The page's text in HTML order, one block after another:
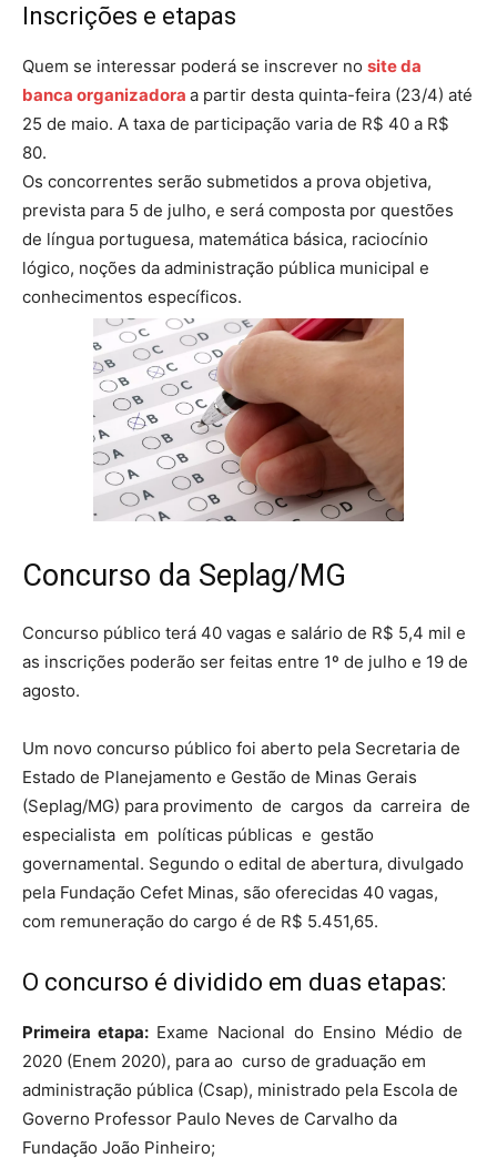
Inscrições e etapas
Quem se interessar poderá se inscrever no site da
banca organizadora a partir desta quinta-feira (23/4) até
25 de maio. A taxa de participação varia de R$ 40 a R$
80.
Os concorrentes serão submetidos a prova objetiva,
prevista para 5 de julho, e será composta por questões
de língua portuguesa, matemática básica, raciocínio
lógico, noções da administração pública municipal e
conhecimentos específicos.
Concurso da Seplag/MG
Concurso público terá 40 vagas e salário de R$ 5,4 mil e
as inscrições poderão ser feitas entre 1º de julho e 19 de
agosto.
Um novo concurso público foi aberto pela Secretaria de
Estado de Planejamento e Gestão de Minas Gerais
(Seplag/MG) para provimento de cargos da carreira de
especialista em políticas públicas e gestão
governamental. Segundo o edital de abertura, divulgado
pela Fundação Cefet Minas, são oferecidas 40 vagas,
com remuneração do cargo é de R$ 5.451,65.
O concurso é dividido em duas etapas:
Primeira etapa: Exame Nacional do Ensino Médio de
2020 (Enem 2020), para ao curso de graduação em
administração pública (Csap), ministrado pela Escola de
Governo Professor Paulo Neves de Carvalho da
Fundação João Pinheiro;